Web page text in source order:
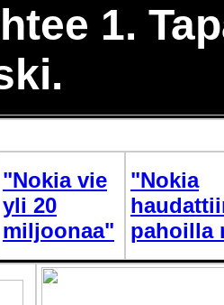
1.
"Nokia vie
yli 20
miljoonaa"
"Nokia
pahoilla